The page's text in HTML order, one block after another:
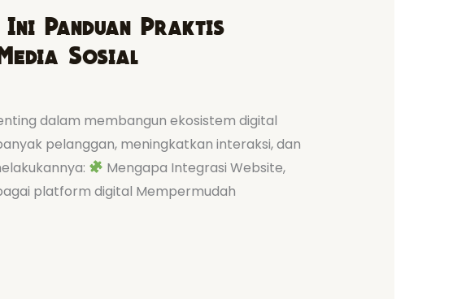
Panduan Praktis
Sosial
dalam membangun ekosistem digital
pelanggan, meningkatkan interaksi, dan
Mengapa Integrasi Website,
platform digital Mempermudah